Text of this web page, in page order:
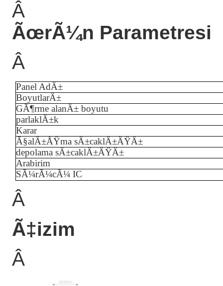
Â
ÃœrÃ¼n Parametresi
Â
Panel AdÄ±
BoyutlarÄ±
GÃ¶rme alanÄ± boyutu
parlaklÄ±k
Karar
Ã§alÄ±ÅŸma sÄ±caklÄ±ÄŸÄ±
depolama sÄ±caklÄ±ÄŸÄ±
Arabirim
SÃ¼rÃ¼cÃ¼ IC
Â
Ã‡izim
Â